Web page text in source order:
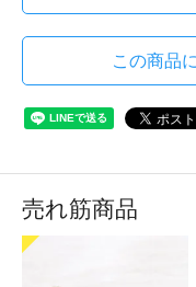
この商品
売れ筋商品